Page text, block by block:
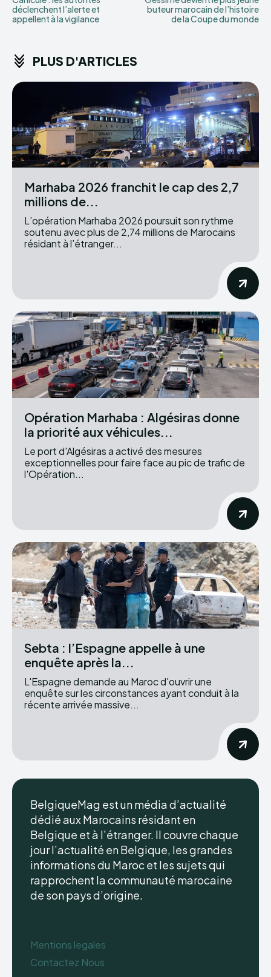
déclenchent l’alerte et
appellent à la vigilance
buteur marocain de l’histoire
de la Coupe du monde
PLUS D'ARTICLES
Marhaba 2026 franchit le cap des 2,7
millions de...
L’opération Marhaba 2026 poursuit son rythme
soutenu avec plus de 2,74 millions de Marocains
résidant à l’étranger...
Opération Marhaba : Algésiras donne
la priorité aux véhicules...
Le port d'Algésiras a activé des mesures
exceptionnelles pour faire face au pic de trafic de
l'Opération...
Sebta : l’Espagne appelle à une
enquête après la...
L'Espagne demande au Maroc d'ouvrir une
enquête sur les circonstances ayant conduit à la
récente arrivée massive...
BelgiqueMag est un média d’actualité
dédié aux Marocains résidant en
Belgique et à l’étranger. Il couvre chaque
jour l’actualité en Belgique, les grandes
informations du Maroc et les sujets qui
rapprochent la communauté marocaine
de son pays d’origine.
Mentions legales
Contactez Nous